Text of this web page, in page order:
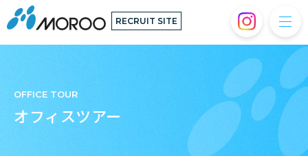
RECRUIT SITE
OFFICE TOUR
オフィスツアー